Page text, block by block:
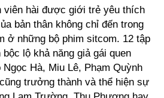
viên hài được giới trẻ yêu thích
bản thân không chỉ đến trong
ở những bộ phim sitcom. 12 tập
lộ khả năng giả gái quen
Hà, Miu Lê, Phạm Quỳnh
trưởng thành và thể hiện sự